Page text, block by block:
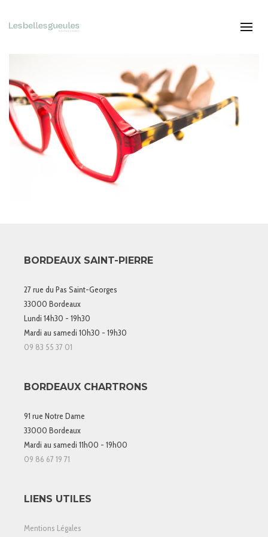
BORDEAUX SAINT-PIERRE
27 rue du Pas Saint-Georges
33000 Bordeaux
Lundi 14h30 - 19h30
Mardi au samedi 10h30 - 19h30
09 83 55 37 01
BORDEAUX CHARTRONS
91 rue Notre Dame
33000 Bordeaux
Mardi au samedi 11h00 - 19h00
09 86 67 19 71
LIENS UTILES
Mentions Légales